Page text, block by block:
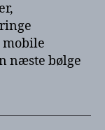
næste bølge